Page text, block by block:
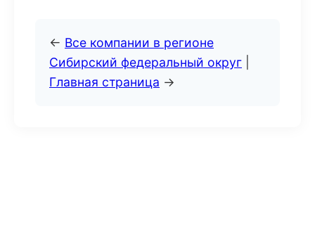
← Все компании в регионе
Сибирский федеральный округ
Главная страница →